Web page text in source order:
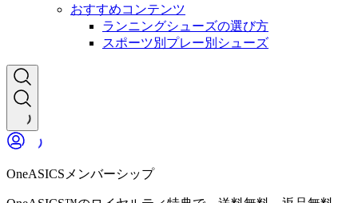
おすすめコンテンツ
ランニングシューズの選び方
スポーツ別プレー別シューズ
OneASICSメンバーシップ